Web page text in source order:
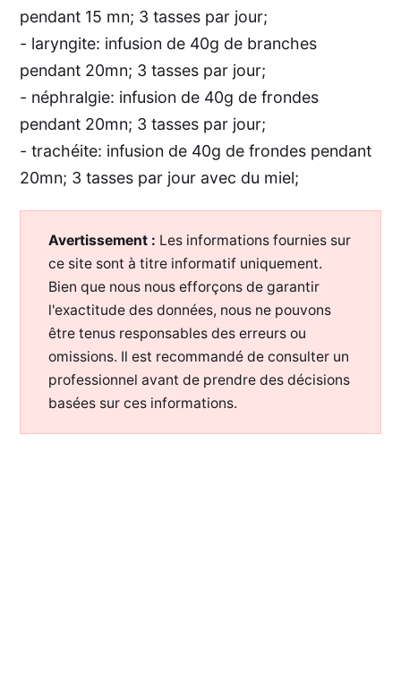
pendant 15 mn; 3 tasses par jour;
- laryngite: infusion de 40g de branches
pendant 20mn; 3 tasses par jour;
- néphralgie: infusion de 40g de frondes
pendant 20mn; 3 tasses par jour;
- trachéite: infusion de 40g de frondes pendant
20mn; 3 tasses par jour avec du miel;
Avertissement : Les informations fournies sur
ce site sont à titre informatif uniquement.
Bien que nous nous efforçons de garantir
l'exactitude des données, nous ne pouvons
être tenus responsables des erreurs ou
omissions. Il est recommandé de consulter un
professionnel avant de prendre des décisions
basées sur ces informations.